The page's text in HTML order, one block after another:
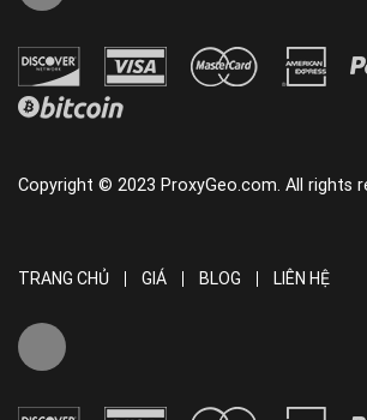
Copyright © 2023 ProxyGeo.com. All rights
TRANG CHỦ GIÁ BLOG LIÊN HỆ